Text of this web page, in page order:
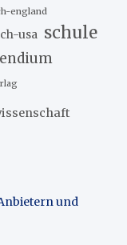
england
usa schule
und